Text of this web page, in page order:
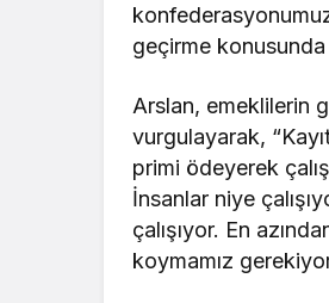
geçirme
Arslan, emeklilerin
vurgulayarak,
primi ödeyerek
İnsanlar niye
çalışıyor. En
koymamız